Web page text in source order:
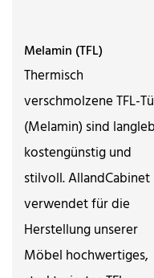
Melamin (TFL)
Thermisch
verschmolzene TFL-
(Melamin) sind
kostengünstig und
stilvoll. AllandCabinet
verwendet für die
Herstellung unserer
Möbel hochwertiges,